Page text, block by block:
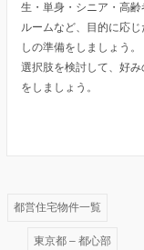
生・単身・シニア・高
ルームなど、目的に応
しの準備をしましょう
選択肢を検討して、好
をしましょう。
都営住宅物件一覧
東京都 – 都心部